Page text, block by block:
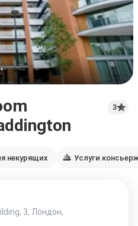
3
некурящих Услуги
3, Лондон,